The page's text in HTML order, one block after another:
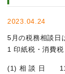
2023.04.24
5月の税務相談日
1 印紙税・消費
(1) 相 談 日